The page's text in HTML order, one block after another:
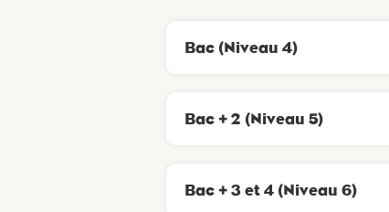
Bac (Niveau 4)
Bac + 2 (Niveau 5)
Bac + 3 et 4 (Niveau 6)